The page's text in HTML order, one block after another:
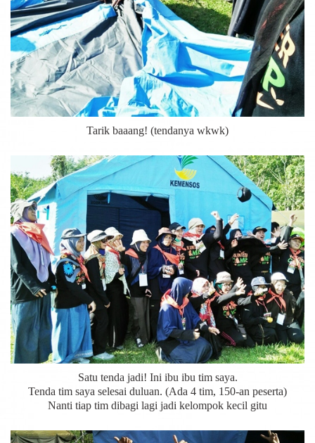
Tarik baaang! (tendanya wkwk)
Satu tenda jadi! Ini ibu ibu tim saya.
Tenda tim saya selesai duluan. (Ada 4 tim, 150-an peserta)
Nanti tiap tim dibagi lagi jadi kelompok kecil gitu